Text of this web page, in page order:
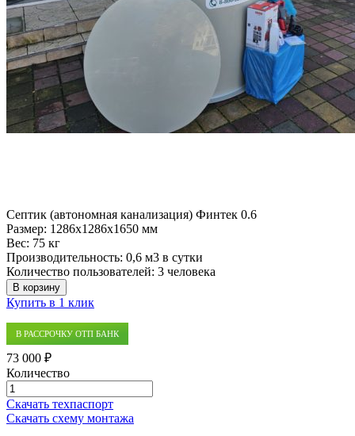
Септик (автономная канализация) Финтек 0.6
Размер: 1286x1286x1650 мм
Вес: 75 кг
Производительность: 0,6 м3 в сутки
Количество пользователей: 3 человека
В корзину
Купить в 1 клик
В РАССРОЧКУ ОТП БАНК
73 000 ₽
Количество
Количество
товара
Септик
Скачать техпаспорт
Скачать схему монтажа